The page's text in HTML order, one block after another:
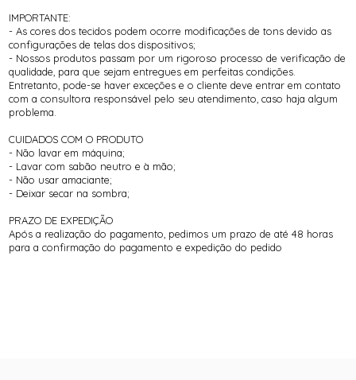
IMPORTANTE:
- As cores dos tecidos podem ocorre modificações de tons devido as
configurações de telas dos dispositivos;
- Nossos produtos passam por um rigoroso processo de verificação de
qualidade, para que sejam entregues em perfeitas condições.
Entretanto, pode-se haver exceções e o cliente deve entrar em contato
com a consultora responsável pelo seu atendimento, caso haja algum
problema.
CUIDADOS COM O PRODUTO
- Não lavar em máquina;
- Lavar com sabão neutro e à mão;
- Não usar amaciante;
- Deixar secar na sombra;
PRAZO DE EXPEDIÇÃO
Após a realização do pagamento, pedimos um prazo de até 48 horas
para a confirmação do pagamento e expedição do pedido